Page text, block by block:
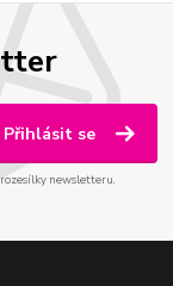
Přihlásit se
newsletteru.